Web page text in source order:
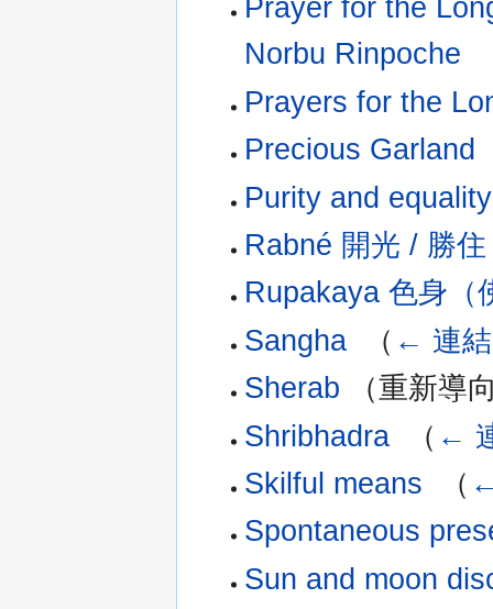
Prayer for the
Norbu Rinpoche
Prayers for the
Precious Garland
Purity and equality
Rabné 開光 / 勝
Rupakaya 色身（
Sangha‎ （ ← 連結
Sherab （重新導
Shribhadra‎ （ ←
Skilful means
（
Spontaneous
Sun and moon